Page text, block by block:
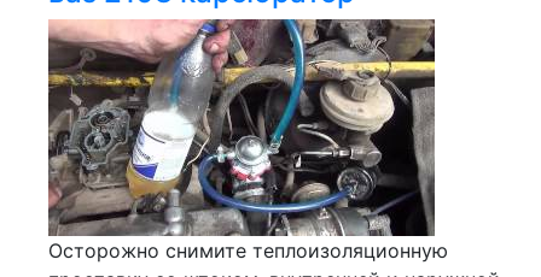
Осторожно снимите теплоизоляционную